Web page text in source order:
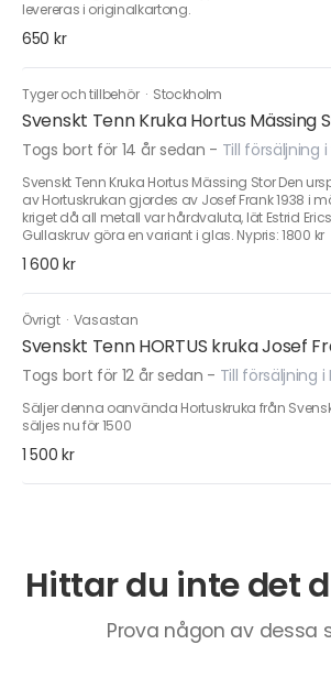
levereras i originalkartong.
650 kr
Tyger och tillbehör · Stockholm
Svenskt Tenn Kruka Hortus Mässing
Togs bort för 14 år sedan - Till försäljning
Svenskt Tenn Kruka Hortus Mässing Stor Den
av Hortuskrukan gjordes av Josef Frank 1938 i
kriget då all metall var hårdvaluta, lät Estrid
Gullaskruv göra en variant i glas. Nypris: 1800 kr
1 600 kr
Övrigt · Vasastan
Svenskt Tenn HORTUS kruka Josef
Togs bort för 12 år sedan - Till försäljning i
Säljer denna oanvända Hortuskruka från
säljes nu för 1500
1 500 kr
Hittar du inte det
Prova någon av dessa